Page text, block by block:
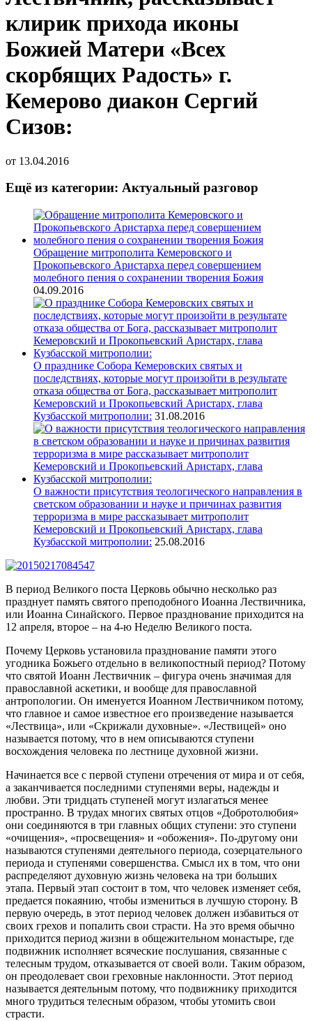
клирик прихода иконы
Божией Матери «Всех
скорбящих Радость» г.
Кемерово диакон Сергий
Сизов:
от 13.04.2016
Ещё из категории: Актуальный разговор
Обращение митрополита Кемеровского и
Прокопьевского Аристарха перед совершением
молебного пения о сохранении творения Божия
04.09.2016
О празднике Собора Кемеровских святых и
последствиях, которые могут произойти в результате
отказа общества от Бога, рассказывает митрополит
Кемеровский и Прокопьевский Аристарх, глава
Кузбасской митрополии: 31.08.2016
О важности присутствия теологического направления в
светском образовании и науке и причинах развития
терроризма в мире рассказывает митрополит
Кемеровский и Прокопьевский Аристарх, глава
Кузбасской митрополии: 25.08.2016
В период Великого поста Церковь обычно несколько раз
празднует память святого преподобного Иоанна Лествичника,
или Иоанна Синайского. Первое празднование приходится на
12 апреля, второе – на 4-ю Неделю Великого поста.
Почему Церковь установила празднование памяти этого
угодника Божьего отдельно в великопостный период? Потому
что святой Иоанн Лествичник – фигура очень значимая для
православной аскетики, и вообще для православной
антропологии. Он именуется Иоанном Лествичником потому,
что главное и самое известное его произведение называется
«Лествица», или «Скрижали духовные». «Лествицей» оно
называется потому, что в нем описываются ступени
восхождения человека по лестнице духовной жизни.
Начинается все с первой ступени отречения от мира и от себя,
а заканчивается последними ступенями веры, надежды и
любви. Эти тридцать ступеней могут излагаться менее
пространно. В трудах многих святых отцов «Добротолюбия»
они соединяются в три главных общих ступени: это ступени
«очищения», «просвещения» и «обожения». По-другому они
называются ступенями деятельного периода, созерцательного
периода и ступенями совершенства. Смысл их в том, что они
распределяют духовную жизнь человека на три больших
этапа. Первый этап состоит в том, что человек изменяет себя,
предается покаянию, чтобы измениться в лучшую сторону. В
первую очередь, в этот период человек должен избавиться от
своих грехов и попалить свои страсти. На это время обычно
приходится период жизни в общежительном монастыре, где
подвижник исполняет всяческие послушания, связанные с
телесным трудом, отказывается от своей воли. Таким образом,
он преодолевает свои греховные наклонности. Этот период
называется деятельным потому, что подвижнику приходится
много трудиться телесным образом, чтобы утомить свои
страсти.